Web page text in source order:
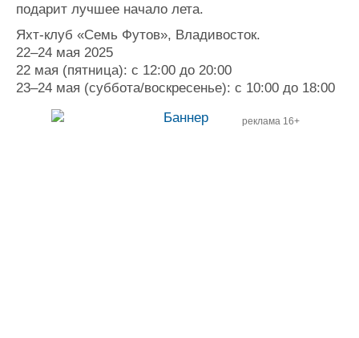
подарит лучшее начало лета.
Яхт-клуб «Семь Футов», Владивосток.
22–24 мая 2025
22 мая (пятница): с 12:00 до 20:00
23–24 мая (суббота/воскресенье): с 10:00 до 18:00
реклама 16+